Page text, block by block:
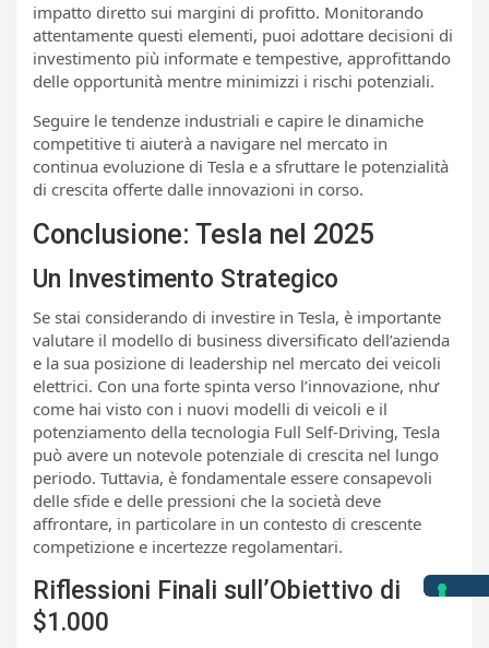
impatto diretto sui margini di profitto. Monitorando
attentamente questi elementi, puoi adottare decisioni di
investimento più informate e tempestive, approfittando
delle opportunità mentre minimizzi i rischi potenziali.
Seguire le tendenze industriali e capire le dinamiche
competitive ti aiuterà a navigare nel mercato in
continua evoluzione di Tesla e a sfruttare le potenzialità
di crescita offerte dalle innovazioni in corso.
Conclusione: Tesla nel 2025
Un Investimento Strategico
Se stai considerando di investire in Tesla, è importante
valutare il modello di business diversificato dell’azienda
e la sua posizione di leadership nel mercato dei veicoli
elettrici. Con una forte spinta verso l’innovazione, như
come hai visto con i nuovi modelli di veicoli e il
potenziamento della tecnologia Full Self-Driving, Tesla
può avere un notevole potenziale di crescita nel lungo
periodo. Tuttavia, è fondamentale essere consapevoli
delle sfide e delle pressioni che la società deve
affrontare, in particolare in un contesto di crescente
competizione e incertezze regolamentari.
Riflessioni Finali sull’Obiettivo di
$1.000